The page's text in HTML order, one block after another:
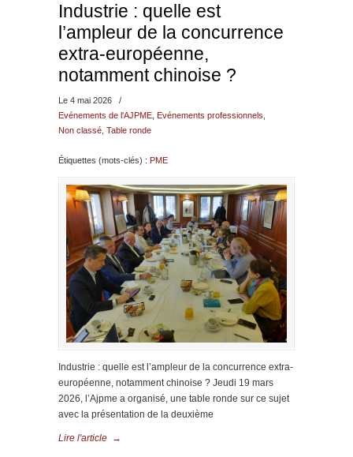
Industrie : quelle est
l’ampleur de la concurrence
extra-européenne,
notamment chinoise ?
Le 4 mai 2026
/
Evénements de l'AJPME Evénements professionnels
Non classé Table ronde
Étiquettes (mots-clés) : PME
Industrie : quelle est l’ampleur de la concurrence extra-
européenne, notamment chinoise ? Jeudi 19 mars
2026, l’Ajpme a organisé, une table ronde sur ce sujet
avec la présentation de la deuxième
Lire l'article →